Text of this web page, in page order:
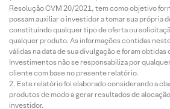
Resolução CVM 20/2021, tem como objetivo
possam auxiliar o investidor a tomar sua própria
constituindo qualquer tipo de oferta ou
qualquer produto. As informações contidas
válidas na data de sua divulgação e foram
Investimentos não se responsabiliza por
cliente com base no presente relatório.
Este relatório foi elaborado considerando a
produtos de modo a gerar resultados de
investidor.